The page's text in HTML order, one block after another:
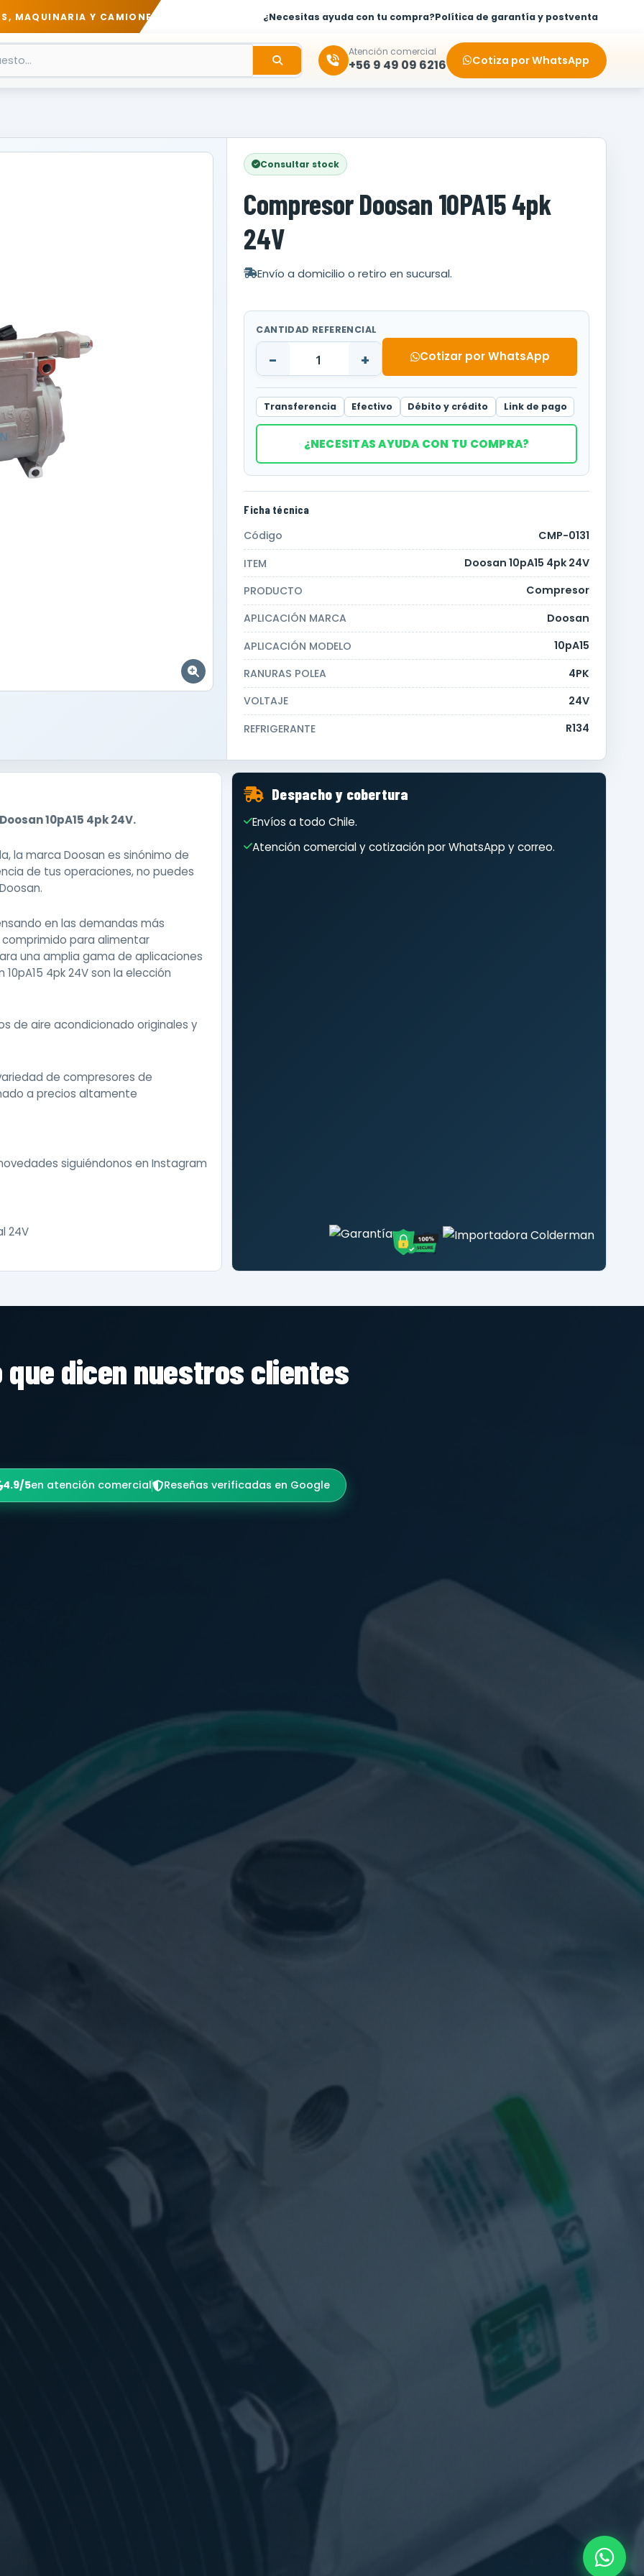
MAQUINARIA Y CAMIONES ¿Necesitas ayuda con tu compra?Política de garantía y postventa
Atención comercial
+56 9 49 09 6216 Cotiza por WhatsApp
Consultar stock
Compresor Doosan 10PA15 4pk
24V
Envío a domicilio o retiro en sucursal.
CANTIDAD REFERENCIAL
- + Cotizar por WhatsApp
Transferencia Efectivo Débito y crédito Link de pago
¿NECESITAS AYUDA CON TU COMPRA?
Ficha técnica
Código
CMP-0131
ITEM
Doosan 10pA15 4pk 24V
PRODUCTO
Compresor
APLICACIÓN MARCA
Doosan
APLICACIÓN MODELO
10pA15
RANURAS POLEA
4PK
VOLTAJE
24V
REFRIGERANTE
R134
10pA15 4pk 24V.
la marca Doosan es sinónimo de
de tus operaciones, no puedes
en las demandas más
comprimido para alimentar
una amplia gama de aplicaciones
4pk 24V son la elección
de aire acondicionado originales y
de compresores de
a precios altamente
siguiéndonos en Instagram
24V
Despacho y cobertura
Envíos a todo Chile.
Atención comercial y cotización por WhatsApp y correo.
que dicen nuestros clientes
4.9/5en atención comercial Reseñas verificadas en Google